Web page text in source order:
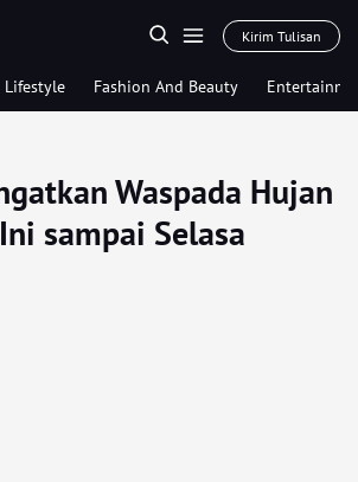
Kirim Tulisan
Lifestyle Fashion And Beauty
Waspada Hujan
sampai Selasa